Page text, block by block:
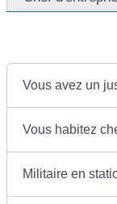
Vous avez un
Vous habitez
Militaire en